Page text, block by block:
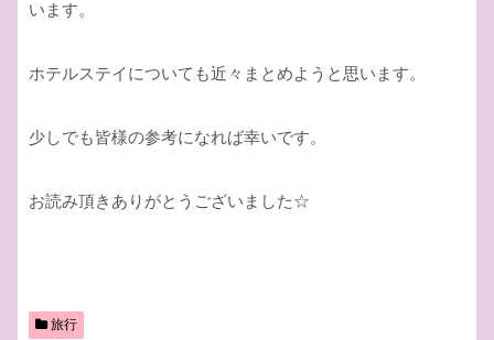
います。
ホテルステイについても近々まとめようと思います。
少しでも皆様の参考になれば幸いです。
お読み頂きありがとうございました☆
旅行